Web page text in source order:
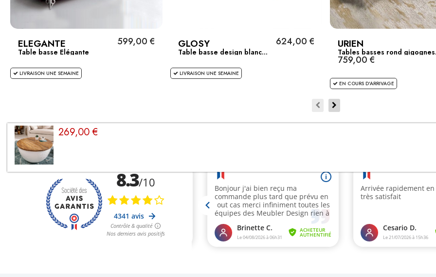
ELEGANTE
Table basse Elégante
599,00 €
LIVRAISON UNE SEMAINE
GLOSY
Table basse design blanc...
624,00 €
LIVRAISON UNE SEMAINE
URIEN
Tables basses rond
759,00 €
EN COURS D'ARRIVAGE
269,00 €